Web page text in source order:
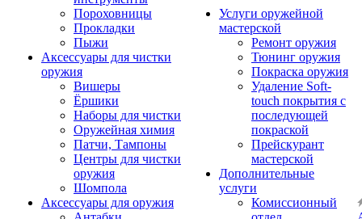
Пороховницы
Прокладки
Пыжи
Аксессуары для чистки
оружия
Вишеры
Ёршики
Наборы для чистки
Оружейная химия
Патчи, Тампоны
Центры для чистки
оружия
Шомпола
Аксессуары для оружия
Услуги оружейной
мастерской
Ремонт оружия
Тюнинг оружия
Покраска оружия
Удаление Soft-
touch покрытия с
последующей
покраской
Прейскурант
мастерской
Дополнительные
услуги
Комиссионный